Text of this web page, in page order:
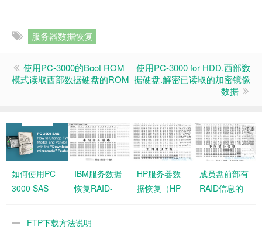
服务器数据恢复
使用PC-3000的Boot ROM
模式读取西部数据硬盘的ROM
使用PC-3000 for HDD.西部数
据硬盘.解密已读取的加密镜像
数据
如何使用PC-
3000 SAS
microcode”
IBM服务数据
恢复RAID-
HP服务器数
据恢复（HP
成员盘前部有
RAID信息的
FTP下载方法说明